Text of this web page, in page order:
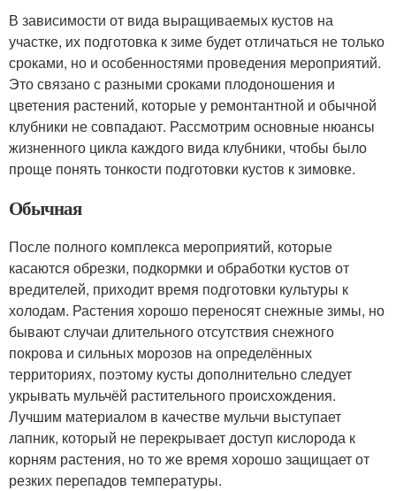
В зависимости от вида выращиваемых кустов на
участке, их подготовка к зиме будет отличаться не только
сроками, но и особенностями проведения мероприятий.
Это связано с разными сроками плодоношения и
цветения растений, которые у ремонтантной и обычной
клубники не совпадают. Рассмотрим основные нюансы
жизненного цикла каждого вида клубники, чтобы было
проще понять тонкости подготовки кустов к зимовке.
Обычная
После полного комплекса мероприятий, которые
касаются обрезки, подкормки и обработки кустов от
вредителей, приходит время подготовки культуры к
холодам. Растения хорошо переносят снежные зимы, но
бывают случаи длительного отсутствия снежного
покрова и сильных морозов на определённых
территориях, поэтому кусты дополнительно следует
укрывать мульчёй растительного происхождения.
Лучшим материалом в качестве мульчи выступает
лапник, который не перекрывает доступ кислорода к
корням растения, но то же время хорошо защищает от
резких перепадов температуры.